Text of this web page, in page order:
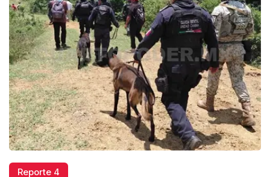
Reporte 4